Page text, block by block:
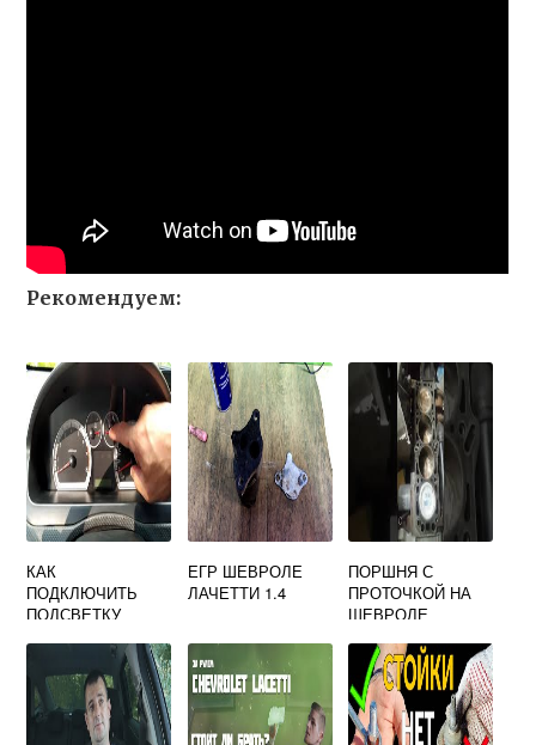
Рекомендуем:
КАК
ПОДКЛЮЧИТЬ
ПОДСВЕТКУ
ЛАЧЕТТИ
ЕГР ШЕВРОЛЕ
ЛАЧЕТТИ 1.4
ПОРШНЯ С
ПРОТОЧКОЙ НА
ШЕВРОЛЕ